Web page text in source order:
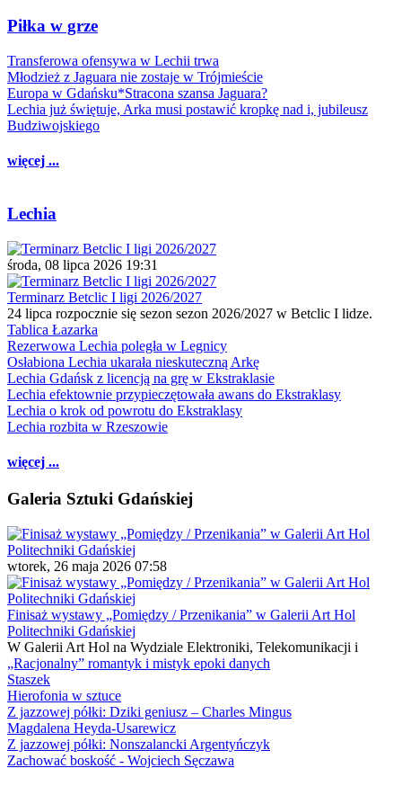
Piłka w grze
Transferowa ofensywa w Lechii trwa
Młodzież z Jaguara nie zostaje w Trójmieście
Europa w Gdańsku*Stracona szansa Jaguara?
Lechia już świętuje, Arka musi postawić kropkę nad i, jubileusz
Budziwojskiego
więcej ...
Lechia
środa, 08 lipca 2026 19:31
Terminarz Betclic I ligi 2026/2027
24 lipca rozpocznie się sezon sezon 2026/2027 w Betclic I lidze.
Tablica Łazarka
Rezerwowa Lechia poległa w Legnicy
Osłabiona Lechia ukarała nieskuteczną Arkę
Lechia Gdańsk z licencją na grę w Ekstraklasie
Lechia efektownie przypieczętowała awans do Ekstraklasy
Lechia o krok od powrotu do Ekstraklasy
Lechia rozbita w Rzeszowie
więcej ...
Galeria Sztuki Gdańskiej
wtorek, 26 maja 2026 07:58
Finisaż wystawy „Pomiędzy / Przenikania” w Galerii Art Hol
Politechniki Gdańskiej
W Galerii Art Hol na Wydziale Elektroniki, Telekomunikacji i
„Racjonalny” romantyk i mistyk epoki danych
Staszek
Hierofonia w sztuce
Z jazzowej półki: Dziki geniusz – Charles Mingus
Magdalena Heyda-Usarewicz
Z jazzowej półki: Nonszalancki Argentyńczyk
Zachować boskość - Wojciech Sęczawa